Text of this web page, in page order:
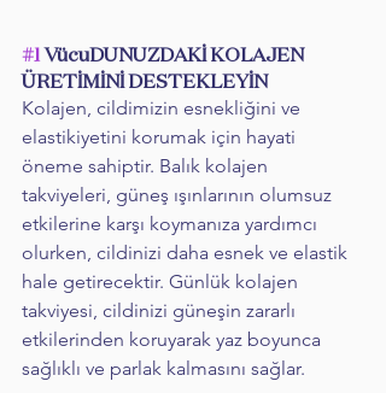
#1 VücuDUNUZDAKİ KOLAJEN
ÜRETİMİNİ DESTEKLEYİN
Kolajen, cildimizin esnekliğini ve
elastikiyetini korumak için hayati
öneme sahiptir. Balık kolajen
takviyeleri, güneş ışınlarının olumsuz
etkilerine karşı koymanıza yardımcı
olurken, cildinizi daha esnek ve elastik
hale getirecektir. Günlük kolajen
takviyesi, cildinizi güneşin zararlı
etkilerinden koruyarak yaz boyunca
sağlıklı ve parlak kalmasını sağlar.